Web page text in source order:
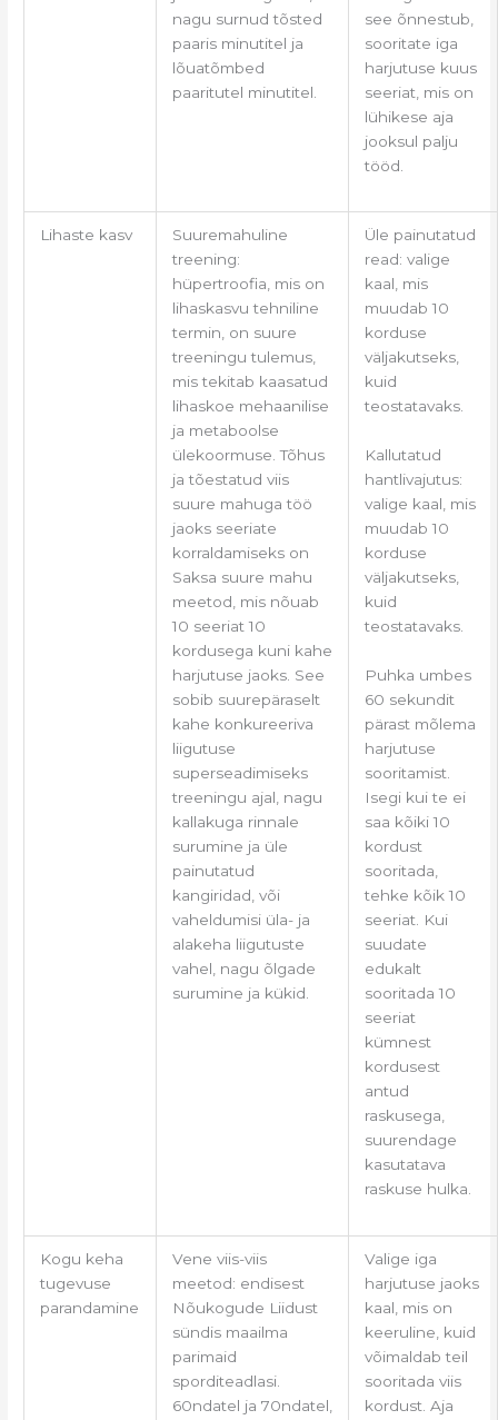
nagu surnud tõsted
paaris minutitel ja
lõuatõmbed
paaritutel minutitel.
see õnnestub,
sooritate iga
harjutuse kuus
seeriat, mis on
lühikese aja
jooksul palju
tööd.
Lihaste kasv
Suuremahuline
treening:
hüpertroofia, mis on
lihaskasvu tehniline
termin, on suure
treeningu tulemus,
mis tekitab kaasatud
lihaskoe mehaanilise
ja metaboolse
ülekoormuse. Tõhus
ja tõestatud viis
suure mahuga töö
jaoks seeriate
korraldamiseks on
Saksa suure mahu
meetod, mis nõuab
10 seeriat 10
kordusega kuni kahe
harjutuse jaoks. See
sobib suurepäraselt
kahe konkureeriva
liigutuse
superseadimiseks
treeningu ajal, nagu
kallakuga rinnale
surumine ja üle
painutatud
kangiridad, või
vaheldumisi üla- ja
alakeha liigutuste
vahel, nagu õlgade
surumine ja kükid.
Üle painutatud
read: valige
kaal, mis
muudab 10
korduse
väljakutseks,
kuid
teostatavaks.
Kallutatud
hantlivajutus:
valige kaal, mis
muudab 10
korduse
väljakutseks,
kuid
teostatavaks.
Puhka umbes
60 sekundit
pärast mõlema
harjutuse
sooritamist.
Isegi kui te ei
saa kõiki 10
kordust
sooritada,
tehke kõik 10
seeriat. Kui
suudate
edukalt
sooritada 10
seeriat
kümnest
kordusest
antud
raskusega,
suurendage
kasutatava
raskuse hulka.
Kogu keha
tugevuse
parandamine
Vene viis-viis
meetod: endisest
Nõukogude Liidust
sündis maailma
parimaid
sporditeadlasi.
60ndatel ja 70ndatel,
Valige iga
harjutuse jaoks
kaal, mis on
keeruline, kuid
võimaldab teil
sooritada viis
kordust. Aja